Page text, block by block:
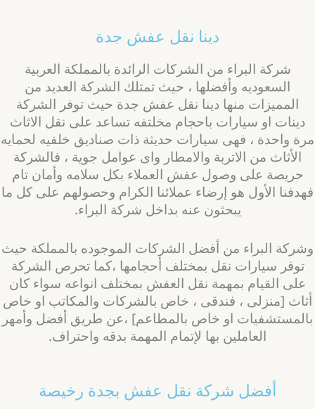
دينا نقل عفش جدة
شركة البراء من الشركات الرائدة بالمملكة العربية
السعوديه وأفضلها ، حيث تمتلك الشركة العديد من
المميزات منها دينا نقل عفش جدة حيث توفر الشركة
دينات او سيارات باحجام مخلتفه تساعد على نقل الاثاث
واحدة ، فهى سيارات حديثة ذات صناديق خلفيه لحمايه
الأثاث من الاتربة والامطار واى عوامل جوية ، فالشركة
حريصة على وصول عفش العملاء بكل سلامه وأمان تام
الأول هو إرضاء عملائنا الكرام وحصولهم على كل ما
يبحثون عنه بداخل شركة البراء.
البراء من أفضل الشركات الموجوده بالمملكة حيث
توفر سيارات نقل بمختلف أحجامها ،كما تحرص الشركة
على القيام بمهمة نقل العفش بمختلف انواعه سواء كان
[منزلى ، فندقى ، خاص بالشركات والمكاتب او خاص
او خاص بالمطاعم] ،عن طريق أفضل وأمهر
العاملين بها لإتمام المهمة بدقه واحتراف.
أفضل شركة نقل عفش بجدة رخيصة